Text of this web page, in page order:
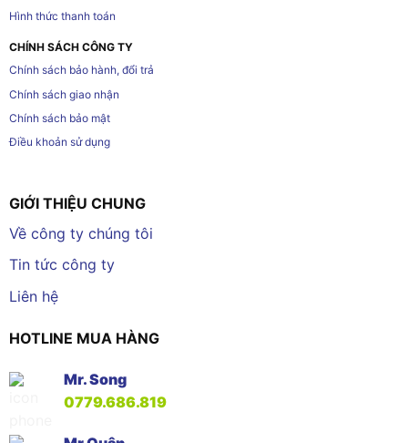
Hình thức thanh toán
CHÍNH SÁCH CÔNG TY
Chính sách bảo hành, đổi trả
Chính sách giao nhận
Chính sách bảo mật
Điều khoản sử dụng
GIỚI THIỆU CHUNG
Về công ty chúng tôi
Tin tức công ty
Liên hệ
HOTLINE MUA HÀNG
Mr. Song
0779.686.819